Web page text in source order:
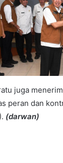
juga
peran dan
(darwan)